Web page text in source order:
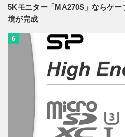
5Kモニター「MA270S」ならケー
境が完成
6